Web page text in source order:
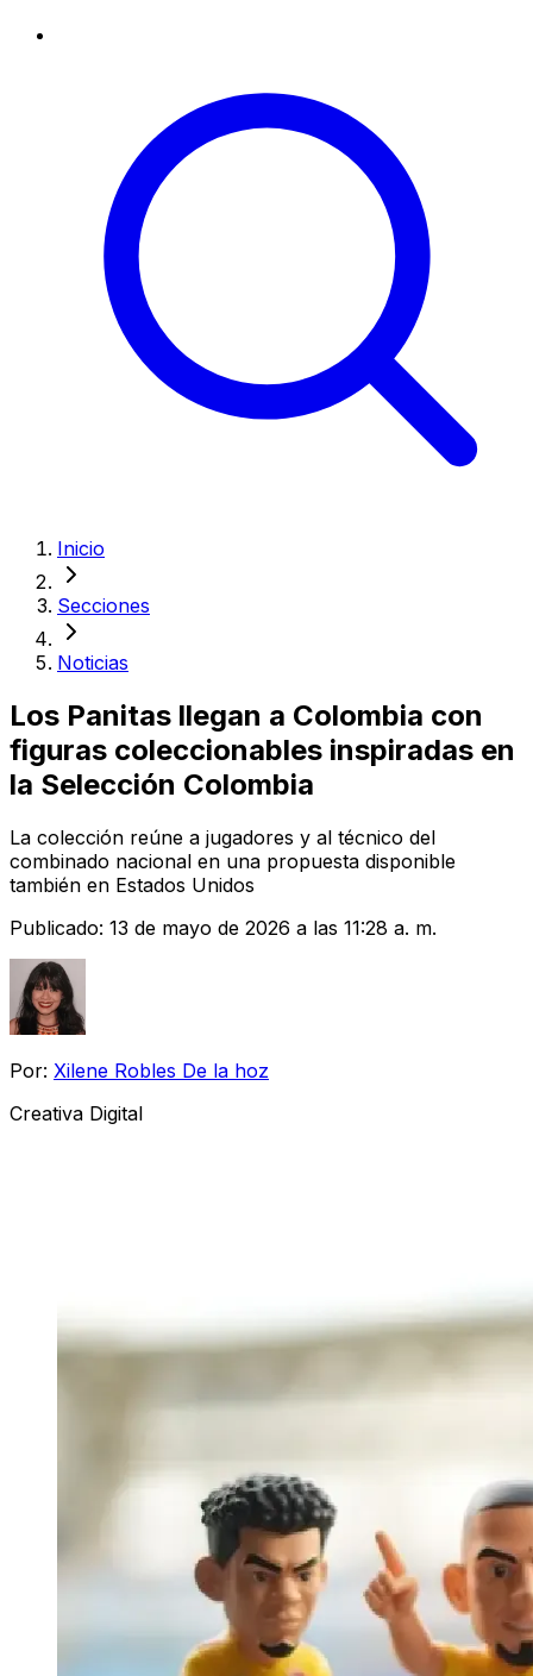
Inicio
Secciones
Noticias
Los Panitas llegan a Colombia con
figuras coleccionables inspiradas en
la Selección Colombia
La colección reúne a jugadores y al técnico del
combinado nacional en una propuesta disponible
también en Estados Unidos
Publicado: 13 de mayo de 2026 a las 11:28 a. m.
Por: Xilene Robles De la hoz
Creativa Digital